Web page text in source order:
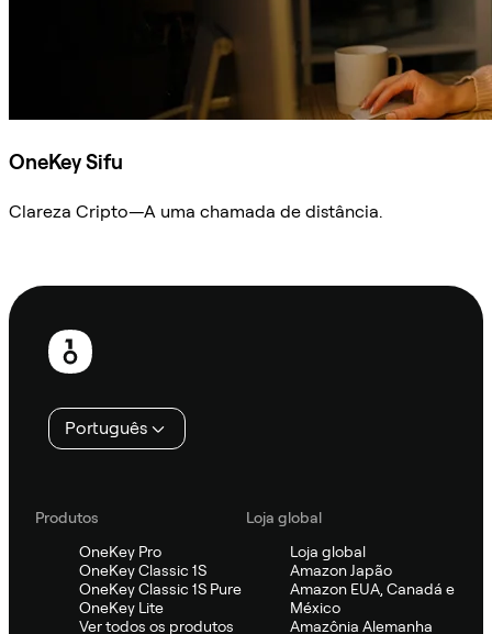
OneKey Sifu
Clareza Cripto—A uma chamada de distância.
Rodapé
Português
Produtos
OneKey Pro
OneKey Classic 1S
OneKey Classic 1S Pure
OneKey Lite
Ver todos os produtos
Loja global
Loja global
Amazon Japão
Amazon EUA, Canadá e
México
Amazônia Alemanha